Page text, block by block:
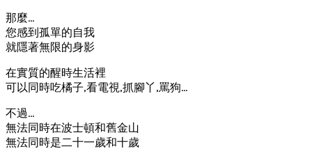
那麼…
您感到孤單的自我
就隱著無限的身影
在實質的醒時生活裡
可以同時吃橘子,看電視,抓腳丫,罵狗…
不過…
無法同時在波士頓和舊金山
無法同時是二十一歲和十歲